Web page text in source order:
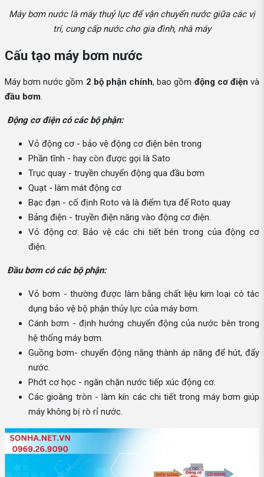
Máy bơm nước là máy thuỷ lực để vận chuyển nước giữa các vị
trí, cung cấp nước cho gia đình, nhà máy
Cấu tạo máy bơm nước
Máy bơm nước gồm 2 bộ phận chính, bao gồm động cơ điện và
đầu bơm
Động cơ điện có các bộ phận:
Vỏ động cơ - bảo vệ động cơ điện bên trong
Phần tĩnh - hay còn được gọi là Sato
Trục quay - truyền chuyển động qua đầu bơm
Quạt - làm mát động cơ
Bạc đạn - cố định Roto và là điểm tựa để Roto quay
Bảng điện - truyền điện năng vào động cơ điện.
Vỏ động cơ: Bảo vệ các chi tiết bên trong của động cơ
điện.
Đầu bơm có các bộ phận:
Vỏ bơm - thường được làm bằng chất liệu kim loại có tác
dụng bảo vệ bộ phận thủy lực của máy bơm.
Cánh bơm - định hướng chuyển động của nước bên trong
hệ thống máy bơm.
Guồng bơm- chuyển động năng thành áp năng để hút, đẩy
nước.
Phớt cơ học - ngăn chặn nước tiếp xúc động cơ.
Các gioăng tròn - làm kín các chi tiết trong máy bơm giúp
máy không bị rò rỉ nước.